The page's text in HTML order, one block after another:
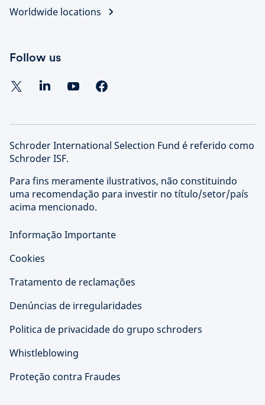
Worldwide locations
Follow us
Schroder International Selection Fund é referido como
Schroder ISF.
Para fins meramente ilustrativos, não constituindo
uma recomendação para investir no título/setor/país
acima mencionado.
Informação Importante
Cookies
Tratamento de reclamações
Denúncias de irregularidades
Politica de privacidade do grupo schroders
Whistleblowing
Proteção contra Fraudes